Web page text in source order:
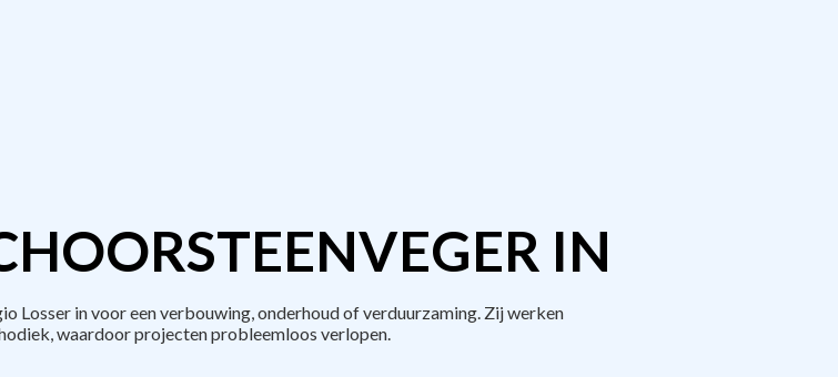
IN
Losser in voor een verbouwing, onderhoud of verduurzaming. Zij werken
waardoor projecten probleemloos verlopen.